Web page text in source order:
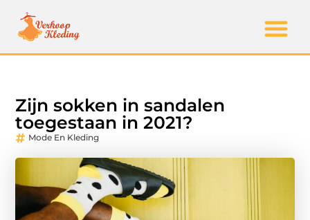
Zijn sokken in sandalen
toegestaan in 2021?
Mode En Kleding